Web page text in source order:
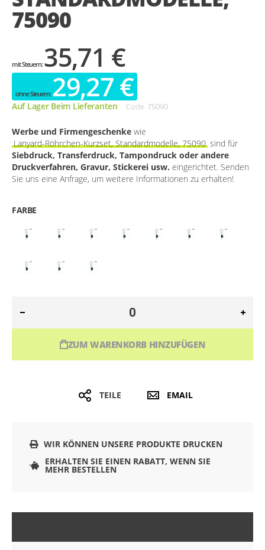
75090
35,71 €
29,27 €
Auf Lager Beim Lieferanten Code 75090
Werbe und Firmengeschenke wie
Lanyard-Röhrchen-Kurzset, Standardmodelle, 75090 sind für
Siebdruck, Transferdruck, Tampondruck oder andere
Druckverfahren, Gravur, Stickerei usw. eingerichtet. Senden
Sie uns eine Anfrage, um weitere Informationen zu erhalten!
FARBE
ZUM WARENKORB HINZUFÜGEN
TEILE EMAIL
WIR KÖNNEN UNSERE PRODUKTE DRUCKEN
ERHALTEN SIE EINEN RABATT, WENN SIE
MEHR BESTELLEN